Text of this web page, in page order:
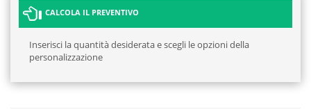
CALCOLA IL PREVENTIVO
Inserisci la quantità desiderata e scegli le opzioni della
personalizzazione